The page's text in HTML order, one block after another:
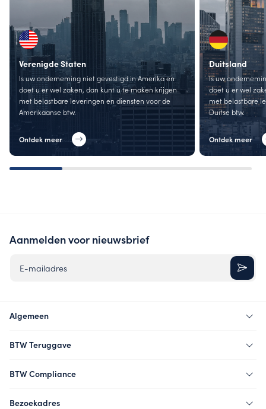
Verenigde Staten
Is uw onderneming niet gevestigd in Amerika en
doet u er wel zaken, dan kunt u te maken krijgen
met belastbare leveringen en diensten voor de
Amerikaanse btw.
Ontdek meer
Duitsland
Is uw
doet u er wel
met belastbare
Duitse btw.
Ontdek meer
Algemeen
BTW Teruggave
BTW Compliance
Bezoekadres
Aanmelden voor nieuwsbrief
E-mailadres